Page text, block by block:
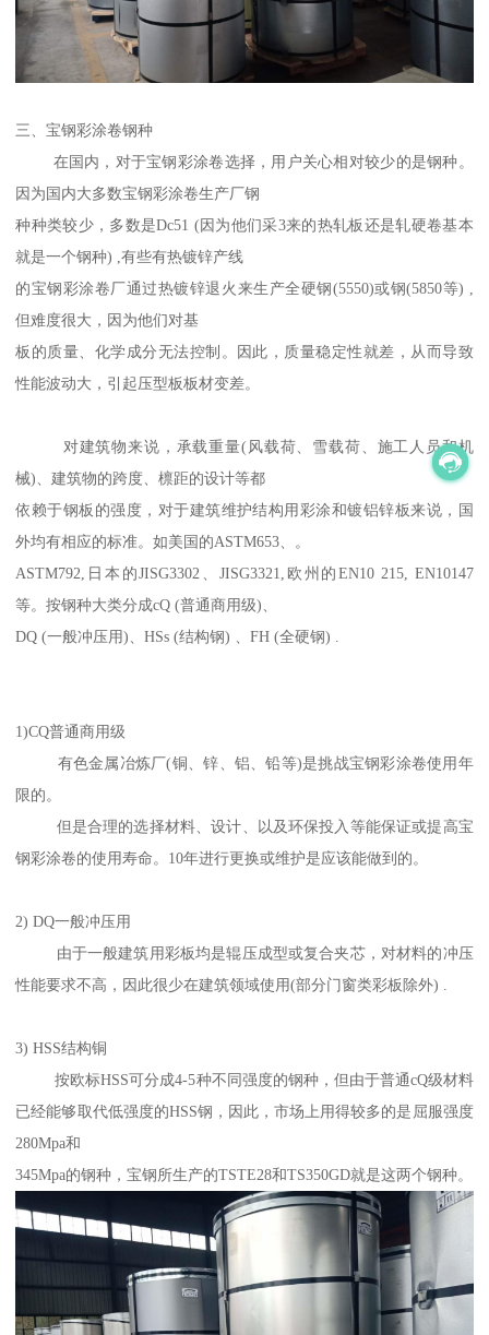
三、宝钢彩涂卷钢种
在国内，对于宝钢彩涂卷选择，用户关心相对较少的是钢种。
因为国内大多数宝钢彩涂卷生产厂钢
种种类较少，多数是Dc51 (因为他们采3来的热轧板还是轧硬卷基本
就是一个钢种) ,有些有热镀锌产线
的宝钢彩涂卷厂通过热镀锌退火来生产全硬钢(5550)或钢(5850等) ,
但难度很大，因为他们对基
板的质量、化学成分无法控制。因此，质量稳定性就差，从而导致
性能波动大，引起压型板板材变差。
对建筑物来说，承载重量(风载荷、雪载荷、施工人员和机
械)、建筑物的跨度、檩距的设计等都
依赖于钢板的强度，对于建筑维护结构用彩涂和镀铝锌板来说，国
外均有相应的标准。如美国的ASTM653、。
ASTM792,日本的JISG3302、JISG3321,欧州的EN10 215, EN10147
等。按钢种大类分成cQ (普通商用级)、
DQ (一般冲压用)、HSs (结构钢) 、FH (全硬钢) .
1)CQ普通商用级
有色金属冶炼厂(铜、锌、铝、铅等)是挑战宝钢彩涂卷使用年
限的。
但是合理的选择材料、设计、以及环保投入等能保证或提高宝
钢彩涂卷的使用寿命。10年进行更换或维护是应该能做到的。
2) DQ一般冲压用
由于一般建筑用彩板均是辊压成型或复合夹芯，对材料的冲压
性能要求不高，因此很少在建筑领域使用(部分门窗类彩板除外) .
3) HSS结构铜
按欧标HSS可分成4-5种不同强度的钢种，但由于普通cQ级材料
已经能够取代低强度的HSS钢，因此，市场上用得较多的是屈服强度
280Mpa和
345Mpa的钢种，宝钢所生产的TSTE28和TS350GD就是这两个钢种。